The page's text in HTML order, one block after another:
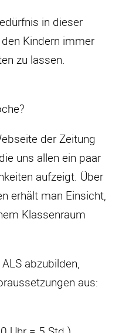
in dieser
Kindern immer
zu lassen.
der Zeitung
uns allen ein paar
aufzeigt. Über
erhält man Einsicht,
Klassenraum
abzubilden,
aus: